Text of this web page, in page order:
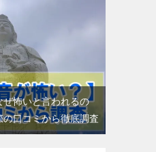
怖いと言われるの
口コミから徹底調査